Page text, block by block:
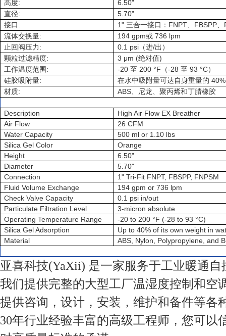
高度: 6.50"
直径: 5.70"
接口 : 1" 三合一接口： FNPT、 FBSPP、
流体交换量: 194 gpm或 736 lpm
止回阀压力 : 0.1 psi （进/出）
颗粒过滤精度: 3 μm (绝对值)
工作温度范围 : -20 至 200 °F （-28 至 93 °C）
硅胶吸附量: 在水中吸附量可达自身重量的 40%
材质: ABS、尼龙、聚丙烯和丁腈橡胶
Description
High Air Flow EX Breather
Air Flow
26 CFM
Water Capacity
500 ml or 1.10 lbs
Silica Gel Color
Orange
Height
6.50"
Diameter
5.70"
Connection
1" Tri-Fit FNPT, FBSPP, FNPSM
Fluid Volume Exchange
194 gpm or 736 lpm
Check Valve Capacity
0.1 psi in/out
Particulate Filtration Level
3-micron absolute
Operating Temperature Range
-20 to 200 °F (-28 to 93 °C)
Silica Gel Adsorption
Up to 40% of its own weight in
Material
ABS, Nylon, Polypropylene, and
亚喜科技(YaXii) 是一家服务于工业暖通自
我们提供完整的大型工厂温湿度控制和空
提供咨询，设计，安装，维护和备件等各
30年行业经验丰富的高级工程师，您可以